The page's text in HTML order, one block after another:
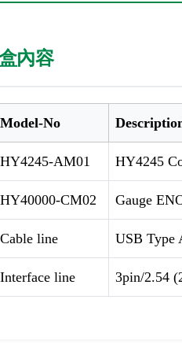
內容
Model-No
HY4245-AM01 HY4245
HY40000-CM02 Gauge
Cable line USB Type
Interface line 3pin/2.54